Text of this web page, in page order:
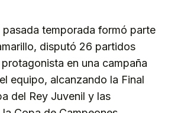
pasada temporada formó parte
disputó 26 partidos
en una campaña
equipo, alcanzando la Final
del Rey Juvenil y las